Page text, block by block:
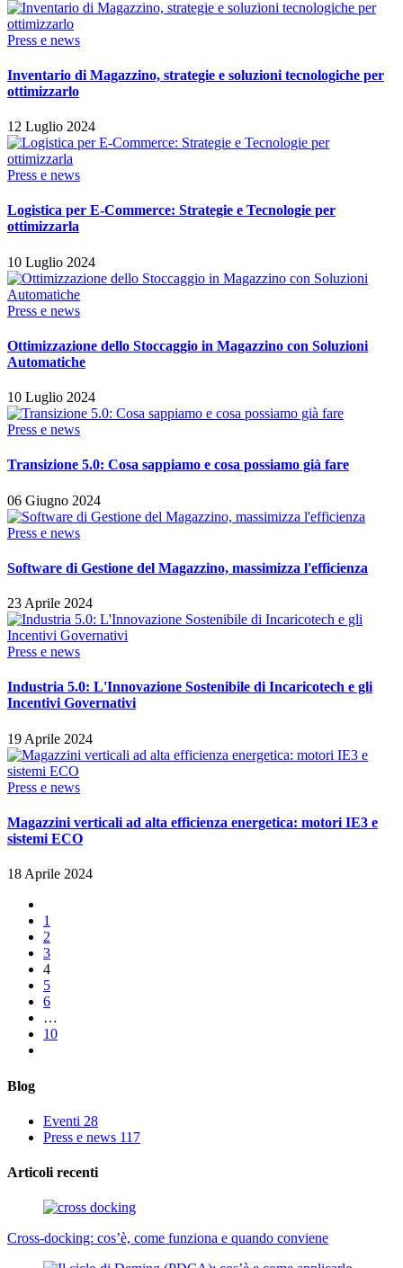
Press e news
Inventario di Magazzino, strategie e soluzioni tecnologiche per
ottimizzarlo
12 Luglio 2024
Press e news
Logistica per E-Commerce: Strategie e Tecnologie per
ottimizzarla
10 Luglio 2024
Press e news
Ottimizzazione dello Stoccaggio in Magazzino con Soluzioni
Automatiche
10 Luglio 2024
Press e news
Transizione 5.0: Cosa sappiamo e cosa possiamo già fare
06 Giugno 2024
Press e news
Software di Gestione del Magazzino, massimizza l'efficienza
23 Aprile 2024
Press e news
Industria 5.0: L'Innovazione Sostenibile di Incaricotech e gli
Incentivi Governativi
19 Aprile 2024
Press e news
Magazzini verticali ad alta efficienza energetica: motori IE3 e
sistemi ECO
18 Aprile 2024
1
2
3
4
5
6
…
10
Blog
Eventi 28
Press e news 117
Articoli recenti
Cross-docking: cos’è, come funziona e quando conviene